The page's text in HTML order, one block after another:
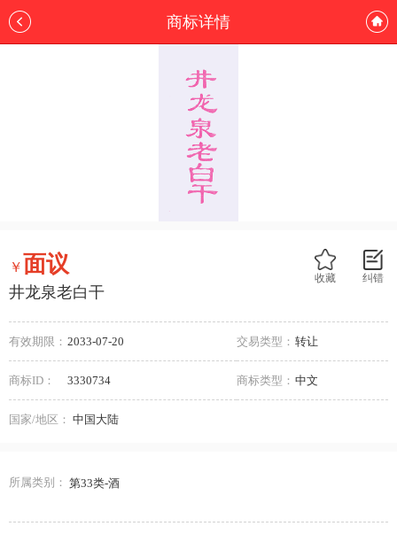
商标详情
纠错
收藏
￥面议
井龙泉老白干
有效期限： 2033-07-20 交易类型： 转让
商标ID： 3330734 商标类型： 中文
国家/地区： 中国大陆
所属类别： 第33类-酒